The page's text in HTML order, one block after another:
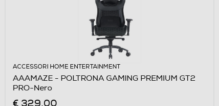
ACCESSORI HOME ENTERTAINMENT
AAAMAZE - POLTRONA GAMING PREMIUM GT2
PRO-Nero
€ 329,00